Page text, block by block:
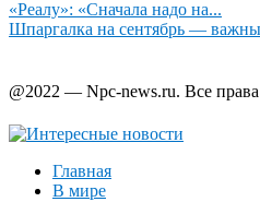
«Реалу»: «Сначала надо на...
Шпаргалка на сентябрь —
@2022 — Npc-news.ru. Все
Главная
В мире